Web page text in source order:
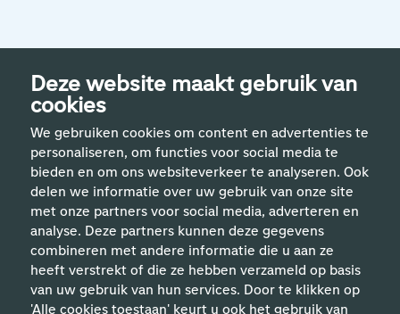
Deze website maakt gebruik van
cookies
We gebruiken cookies om content en advertenties te
personaliseren, om functies voor social media te
bieden en om ons websiteverkeer te analyseren. Ook
delen we informatie over uw gebruik van onze site
met onze partners voor social media, adverteren en
analyse. Deze partners kunnen deze gegevens
combineren met andere informatie die u aan ze
heeft verstrekt of die ze hebben verzameld op basis
van uw gebruik van hun services. Door te klikken op
'Alle cookies toestaan' keurt u ook het gebruik van
Handige links
Vakgebieden